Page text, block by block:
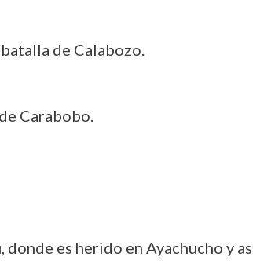
de Calabozo.
Carabobo.
es herido en Ayachucho y